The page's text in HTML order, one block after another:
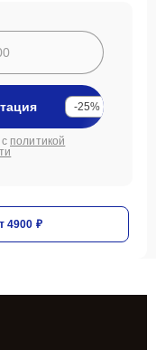
-25%
политикой
4900 ₽